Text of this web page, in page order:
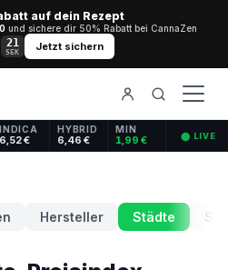
auf dein Rezept
und sichere dir 50% Rabatt bei CannaZen
20
SEK Jetzt sichern
INDICA
6,52 €
HYBRID
6,46 €
MIN
1,99 € ⬤ LIVE
Hersteller Städte